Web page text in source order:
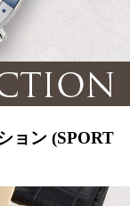
ョン (SPORT